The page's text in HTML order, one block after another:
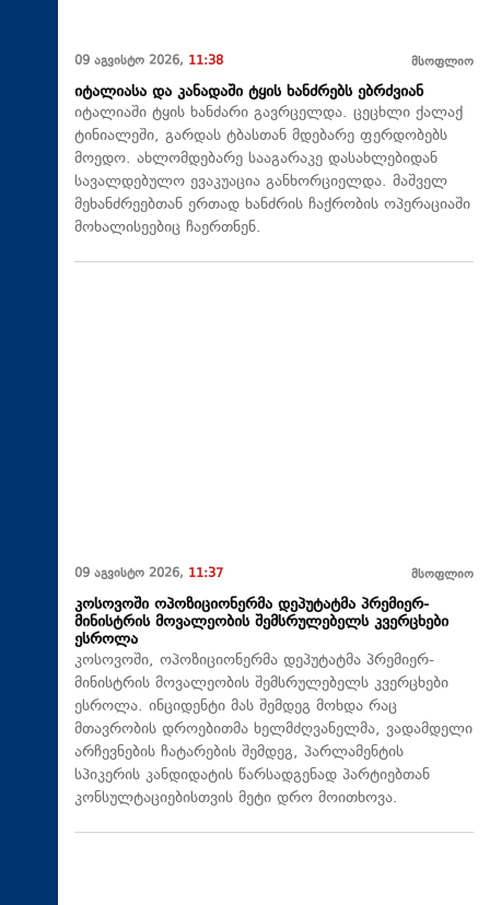
09 აგვისტო 2026, 11:38 მსოფლიო
იტალიასა და კანადაში ტყის ხანძრებს ებრძვიან
იტალიაში ტყის ხანძარი გავრცელდა. ცეცხლი ქალაქ
ტინიალეში, გარდას ტბასთან მდებარე ფერდობებს
მოედო. ახლომდებარე სააგარაკე დასახლებიდან
სავალდებულო ევაკუაცია განხორციელდა. მაშველ
მეხანძრეებთან ერთად ხანძრის ჩაქრობის ოპერაციაში
მოხალისეებიც ჩაერთნენ.
09 აგვისტო 2026, 11:37 მსოფლიო
კოსოვოში ოპოზიციონერმა დეპუტატმა პრემიერ-
მინისტრის მოვალეობის შემსრულებელს კვერცხები
ესროლა
კოსოვოში, ოპოზიციონერმა დეპუტატმა პრემიერ-
მინისტრის მოვალეობის შემსრულებელს კვერცხები
ესროლა. ინციდენტი მას შემდეგ მოხდა რაც
მთავრობის დროებითმა ხელმძღვანელმა, ვადამდელი
არჩევნების ჩატარების შემდეგ, პარლამენტის
სპიკერის კანდიდატის წარსადგენად პარტიებთან
კონსულტაციებისთვის მეტი დრო მოითხოვა.